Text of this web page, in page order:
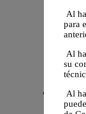
Al
para
Al
su
Al